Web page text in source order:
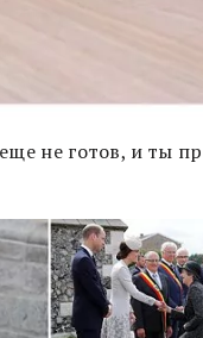
не готов, и ты